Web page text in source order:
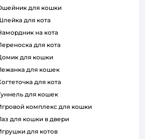
ошейник для кошки
шлейка для кота
намордник на кота
переноска для кота
домик для кошки
лежанка для кошек
когтеточка для кота
туннель для кошек
игровой комплекс для кошки
лаз для кошки в двери
игрушки для котов